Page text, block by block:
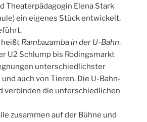
Theaterpädagogin Elena Stark
ein eigenes Stück entwickelt,
heißt Rambazamba in der U-Bahn.
U2 Schlump bis Rödingsmarkt
unterschiedlichster
auch von Tieren. Die U-Bahn-
verbinden die unterschiedlichen
zusammen auf der Bühne und